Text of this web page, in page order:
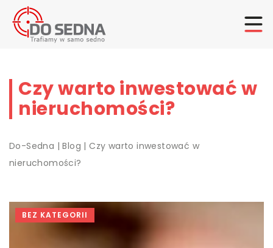
Czy warto inwestować w
nieruchomości?
Do-Sedna |Blog |Czy warto inwestować w
nieruchomości?
BEZ KATEGORII